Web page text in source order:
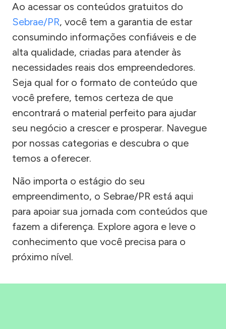
Ao acessar os conteúdos gratuitos do
Sebrae/PR, você tem a garantia de estar
consumindo informações confiáveis e de
alta qualidade, criadas para atender às
necessidades reais dos empreendedores.
Seja qual for o formato de conteúdo que
você prefere, temos certeza de que
encontrará o material perfeito para ajudar
seu negócio a crescer e prosperar. Navegue
por nossas categorias e descubra o que
temos a oferecer.
Não importa o estágio do seu
empreendimento, o Sebrae/PR está aqui
para apoiar sua jornada com conteúdos que
fazem a diferença. Explore agora e leve o
conhecimento que você precisa para o
próximo nível.